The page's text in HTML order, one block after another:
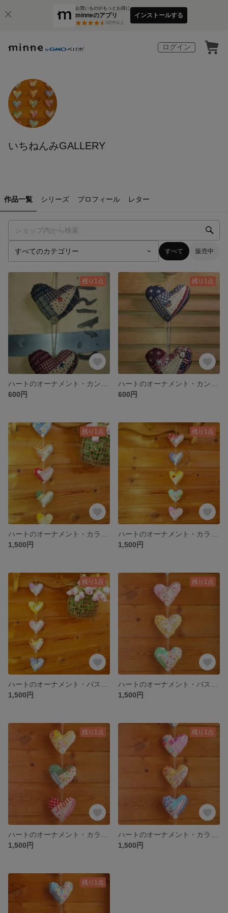
お買いものがもっとお得に
minneのアプリ
3万件以上
インストールする
ログイン
いちねんみGALLERY
作品一覧 シリーズ プロフィール レター
すべて 販売中
残り1点
600円
残り1点
600円
残り1点
1,500円
残り1点
1,500円
残り1点
1,500円
残り1点
1,500円
残り1点
1,500円
残り1点
1,500円
残り1点